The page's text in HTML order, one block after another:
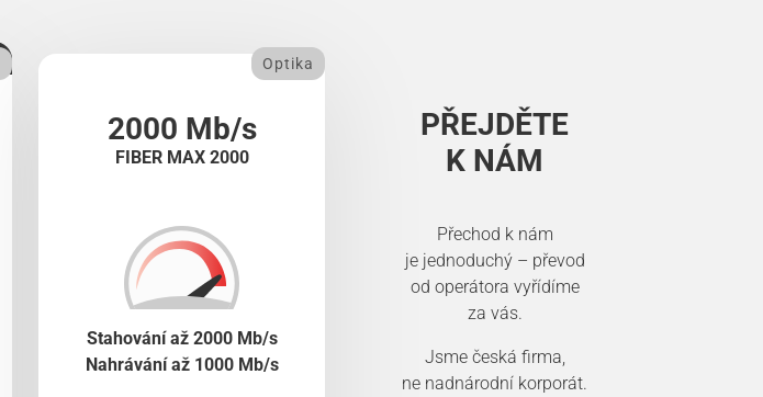
2000 Mb/s
FIBER MAX 2000
Optika
Stahování až 2000 Mb/s
Nahrávání až 1000 Mb/s
PŘEJDĚTE
K NÁM
Přechod k nám
je jednoduchý – převod
od operátora vyřídíme
za vás.
Jsme česká firma,
ne nadnárodní korporát.